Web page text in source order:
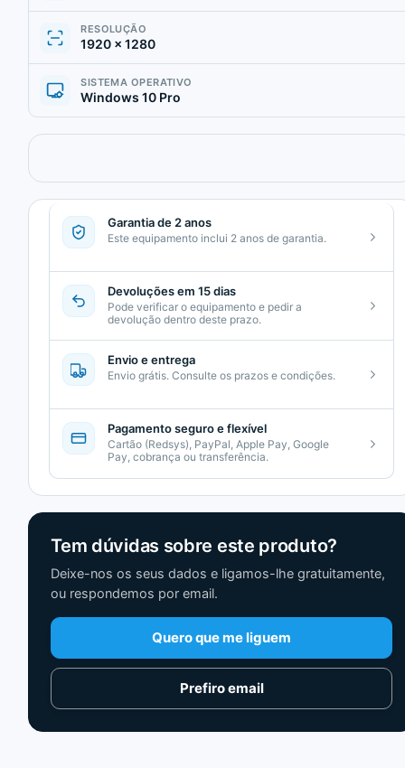
RESOLUÇÃO
1920 × 1280
SISTEMA OPERATIVO
Windows 10 Pro
Garantia de 2 anos
Este equipamento inclui 2 anos de garantia.
Devoluções em 15 dias
Pode verificar o equipamento e pedir a
devolução dentro deste prazo.
Envio e entrega
Envio grátis. Consulte os prazos e condições.
Pagamento seguro e flexível
Cartão (Redsys), PayPal, Apple Pay, Google
Pay, cobrança ou transferência.
Tem dúvidas sobre este produto?
Deixe-nos os seus dados e ligamos-lhe gratuitamente,
ou respondemos por email.
Quero que me liguem
Prefiro email